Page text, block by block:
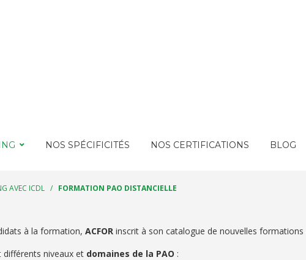
NOS SPÉCIFICITÉS NOS CERTIFICATIONS BLOG
AVEC ICDL / FORMATION PAO DISTANCIELLE
à la formation, ACFOR inscrit à son catalogue de nouvelles formations
différents niveaux et domaines de la PAO :